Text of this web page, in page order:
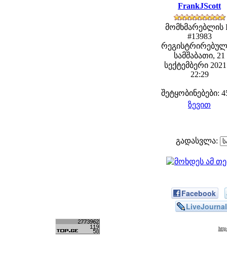
FrankJScott
მომხმარებლის
#13983
სამშაბათი, 21
სექტემბერი
22:29
შეტყობინებები:
ზევით
გადასვლა:
Facebook
LiveJournal